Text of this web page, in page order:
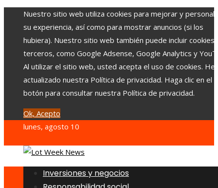
Nuestro sitio web utiliza cookies para mejorar y
su experiencia, así como para mostrar anuncios (si los
hubiera). Nuestro sitio web también puede incluir cookies
terceros, como Google Adsense, Google Analytics y
Al utilizar el sitio web, usted acepta el uso de cookies.
actualizado nuestra Política de privacidad. Haga clic en el
botón para consultar nuestra Política de privacidad.
Ok, Acepto
lunes, agosto 10
Inversiones y negocios